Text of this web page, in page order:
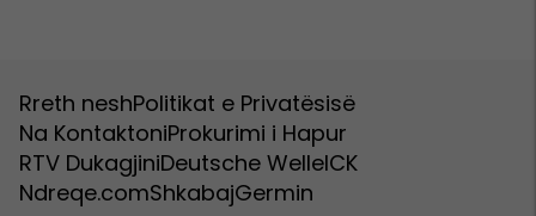
Rreth neshPolitikat e Privatësisë
Na KontaktoniProkurimi i Hapur
RTV DukagjiniDeutsche WelleICK
Ndreqe.comShkabajGermin